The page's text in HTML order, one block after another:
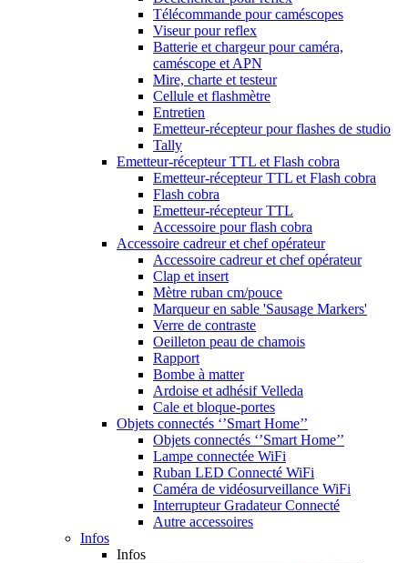
Télécommande pour caméscopes
Viseur pour reflex
Batterie et chargeur pour caméra,
caméscope et APN
Mire, charte et testeur
Cellule et flashmètre
Entretien
Emetteur-récepteur pour flashes de studio
Tally
Emetteur-récepteur TTL et Flash cobra
Emetteur-récepteur TTL et Flash cobra
Flash cobra
Emetteur-récepteur TTL
Accessoire pour flash cobra
Accessoire cadreur et chef opérateur
Accessoire cadreur et chef opérateur
Clap et insert
Mètre ruban cm/pouce
Marqueur en sable 'Sausage Markers'
Verre de contraste
Oeilleton peau de chamois
Rapport
Bombe à matter
Ardoise et adhésif Velleda
Cale et bloque-portes
Objets connectés ‘’Smart Home’’
Objets connectés ‘’Smart Home’’
Lampe connectée WiFi
Ruban LED Connecté WiFi
Caméra de vidéosurveillance WiFi
Interrupteur Gradateur Connecté
Autre accessoires
Infos
Infos